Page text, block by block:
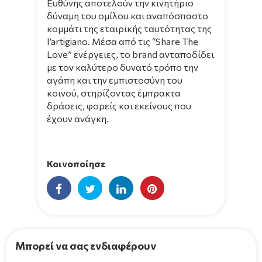
Ευθύνης αποτελούν την κινητήριο
δύναμη του ομίλου και αναπόσπαστο
κομμάτι της εταιρικής ταυτότητας της
l’artigiano. Μέσα από τις “Share The
Love” ενέργειες, το brand ανταποδίδει
με τον καλύτερο δυνατό τρόπο την
αγάπη και την εμπιστοσύνη του
κοινού, στηρίζοντας έμπρακτα
δράσεις, φορείς και εκείνους που
έχουν ανάγκη.
Κοινοποίησε
Μπορεί να σας ενδιαφέρουν